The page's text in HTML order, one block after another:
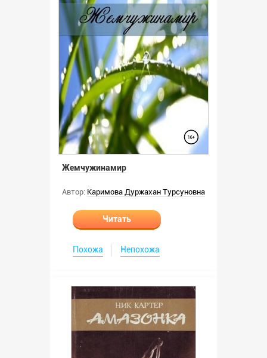
Жемчужинамир
Автор: Каримова Дуржахан Турсуновна
Читать
Похожа Непохожа